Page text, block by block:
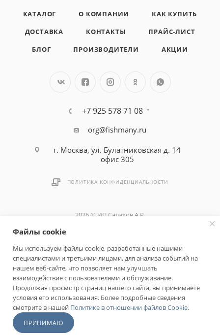
КАТАЛОГ О КОМПАНИИ
КАК КУПИТЬ
ДОСТАВКА
КОНТАКТЫ
ПРАЙС-ЛИСТ
БЛОГ
ПРОИЗВОДИТЕЛИ АКЦИИ
+7 925 578 71 08
org@fishmany.ru
г. Москва, ул. Булатниковская д. 14
офис 305
ПОЛИТИКА КОНФИДЕНЦИАЛЬНОСТИ
2026 © ИП Салахов А.Р.
Файлы cookie
Мы используем файлы cookie, разработанные нашими
специалистами и третьими лицами, для анализа событий на
нашем веб-сайте, что позволяет нам улучшать
взаимодействие с пользователями и обслуживание.
Продолжая просмотр страниц нашего сайта, вы принимаете
условия его использования. Более подробные сведения
смотрите в нашей Политике в отношении файлов Cookie.
ПРИНИМАЮ